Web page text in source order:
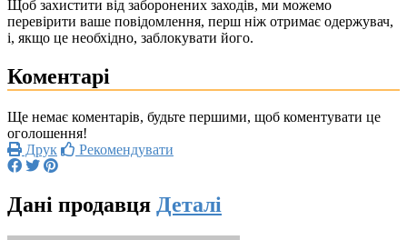
Щоб захистити від заборонених заходів, ми можемо
перевірити ваше повідомлення, перш ніж отримає одержувач,
і, якщо це необхідно, заблокувати його.
Коментарі
Ще немає коментарів, будьте першими, щоб коментувати це
оголошення!
Друк
Рекомендувати
Дані продавця Деталі